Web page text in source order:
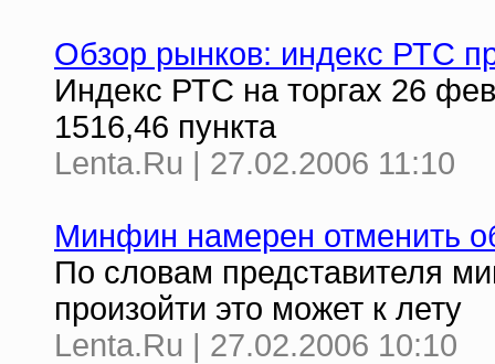
Обзор рынков: индекс РТС
Индекс РТС на торгах 26
1516,46 пункта
Lenta.Ru | 27.02.2006 11:10
Минфин намерен отменить
По словам представителя
произойти это может к лету
Lenta.Ru | 27.02.2006 10:10